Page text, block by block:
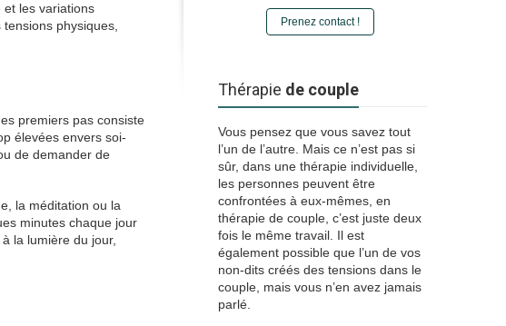
et les variations
physiques,
premiers pas consiste
élevées envers soi-
de demander de
la méditation ou la
minutes chaque jour
la lumière du jour,
Prenez contact !
Thérapie de couple
Vous pensez que vous savez tout
l’un de l’autre. Mais ce n’est pas si
sûr, dans une thérapie individuelle,
les personnes peuvent être
confrontées à eux-mêmes, en
thérapie de couple, c’est juste deux
fois le même travail. Il est
également possible que l’un de vos
non-dits créés des tensions dans le
couple, mais vous n’en avez jamais
parlé.